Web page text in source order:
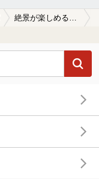
絶景が楽しめる東鳴尾駅近くの温泉、日帰り温泉、スーパー銭湯おすすめ